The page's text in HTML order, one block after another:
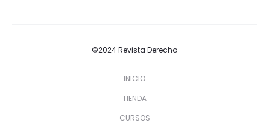
©2024 Revista Derecho
INICIO
TIENDA
CURSOS